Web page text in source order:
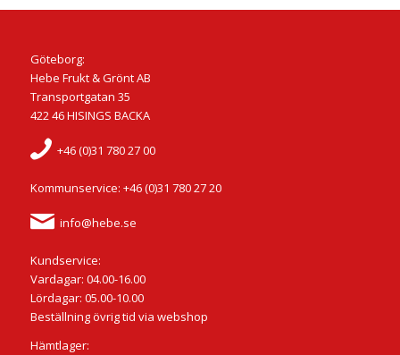
Göteborg:
Hebe Frukt & Grönt AB
Transportgatan 35
422 46 HISINGS BACKA
+46 (0)31 780 27 00
Kommunservice: +46 (0)31 780 27 20
info@hebe.se
Kundservice:
Vardagar: 04.00-16.00
Lördagar: 05.00-10.00
Beställning övrig tid via webshop
Hämtlager: